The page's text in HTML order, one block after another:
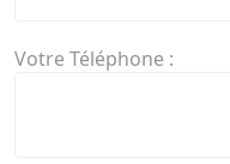
Votre Téléphone :